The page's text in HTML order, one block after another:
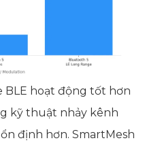
BLE hoạt động tốt hơn
kỹ thuật nhảy kênh
định hơn. SmartMesh